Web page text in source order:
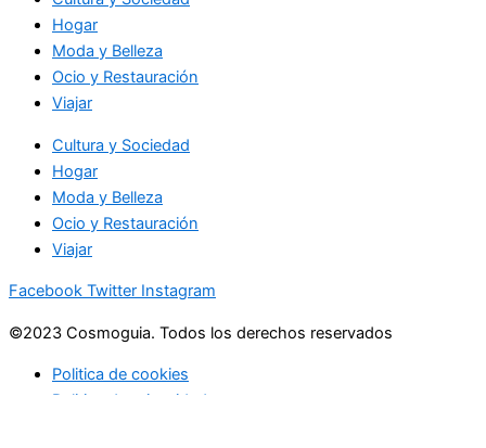
Hogar
Moda y Belleza
Ocio y Restauración
Viajar
Cultura y Sociedad
Hogar
Moda y Belleza
Ocio y Restauración
Viajar
Facebook Twitter Instagram
©2023 Cosmoguia. Todos los derechos reservados
Politica de cookies
Politica de privacidad